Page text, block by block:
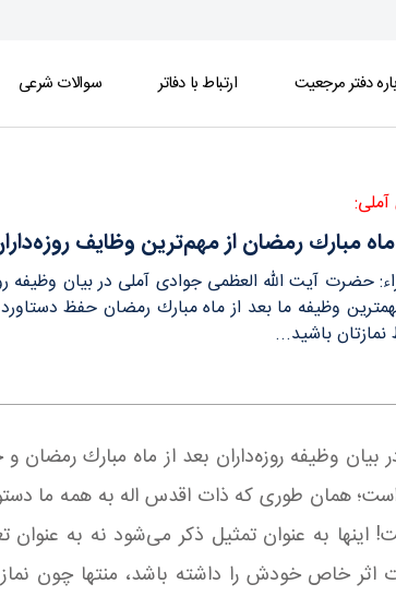
دفتر مرجعیت ارتباط با دفاتر سوالات شرعی
مبارك رمضان از مهم‌ترين وظايف
حضرت آيت الله العظمی جوادی آملی در بيان
وظيفه ما بعد از ماه مبارك رمضان حفظ
باشيد...
وظيفه روزه‌داران بعد از ماه مبارك
همان طوری كه ذات اقدس اله به همه ما
به عنوان تمثیل ذكر می‌شود نه به عنوان
اثر خاص خودش را داشته باشد، منتها چون